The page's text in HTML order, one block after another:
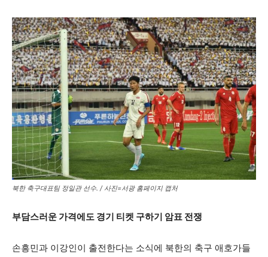
북한 축구대표팀 정일관 선수. / 사진=서광 홈페이지 캡처
부담스러운 가격에도 경기 티켓 구하기 암표 전쟁
손흥민과 이강인이 출전한다는 소식에 북한의 축구 애호가들